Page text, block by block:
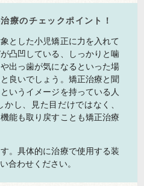
療のチェックポイント！
とした小児矯正に力を入れて
凸凹している、しっかりと噛
出っ歯が気になるといった場
良いでしょう。矯正治療と聞
いうイメージを持っている人
し、見た目だけではなく、
能も取り戻すことも矯正治療
。具体的に治療で使用する装
合わせください。